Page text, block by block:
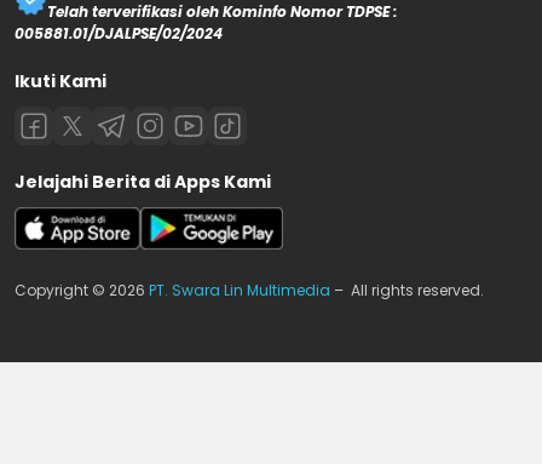
Telah terverifikasi oleh Kominfo Nomor TDPSE :
005881.01/DJALPSE/02/2024
Ikuti Kami
Jelajahi Berita di Apps Kami
Copyright © 2026 PT. Swara Lin Multimedia – All rights reserved.